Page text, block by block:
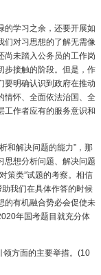
的学习之余，还要开展如
们对习思想的了解无需像
尚未踏入公务员的工作岗
步接触的阶段。但是，作
要明确认识到政府在推动
情怀、全面依法治国、全
工作者应有的服务意识和
和解决问题的能力”，那
思想分析问题、解决问题
策类”试题的考察。相信
我们在具体作答的时候
的有机融合势必会促使未
年国考题目就充分体
领方面的主要举措。(10